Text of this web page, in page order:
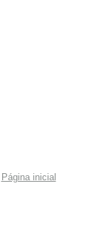
Página inicial